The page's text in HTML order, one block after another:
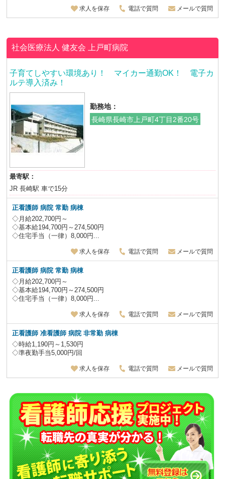
求人を保存 電話で質問 メールで質問
社会医療法人 健友会 上戸町病院
子育てしやすい環境あり！ マイカー通勤OK！ 電子カ
ルテ導入済み！
勤務地：
長崎県長崎市上戸町4丁目2番20号
最寄駅：
JR 長崎駅 車で15分
正看護師 病院 常勤 病棟
◇月給202,700円～
◇基本給194,700円～274,500円
◇住宅手当（一律）8,000円...
求人を保存 電話で質問 メールで質問
正看護師 病院 常勤 病棟
◇月給202,700円～
◇基本給194,700円～274,500円
◇住宅手当（一律）8,000円...
求人を保存 電話で質問 メールで質問
正看護師 准看護師 病院 非常勤 病棟
◇時給1,190円～1,530円
◇準夜勤手当5,000円/回
求人を保存 電話で質問 メールで質問